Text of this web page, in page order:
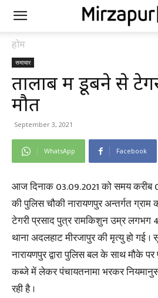
होम
समाचार
तालाब में डूबने से
मौत
September 3, 2021
WhatsApp Facebook
आज दिनाक 03.09.2021 को समय करीब
की पुलिस चौकी नारायणपुर अन्तर्गत
टेगरी प्रसाद पुत्र रामकिशुन उम्र लगभग
थाना अदलहाट मीरजापुर की मृत्यु हो गई ।
नारायणपुर द्वारा पुलिस बल के साथ
कब्जे में लेकर पंचायतनामा भरकर
रही है ।